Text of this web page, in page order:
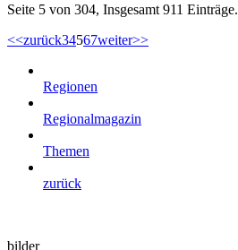
Seite 5 von 304, Insgesamt 911 Einträge.
<<zurück34567weiter>>
Regionen
Regionalmagazin
Themen
zurück
bilder